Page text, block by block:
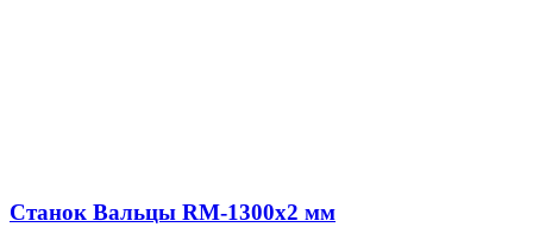
Станок Вальцы RM-1300x2 мм